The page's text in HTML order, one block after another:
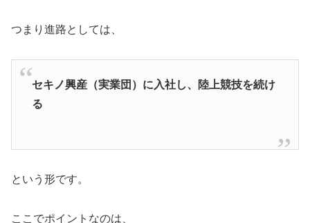
つまり進路としては、
セキノ興産（実業団）に入社し、陸上競技を続け
る
という形です。
ここでポイントなのは、